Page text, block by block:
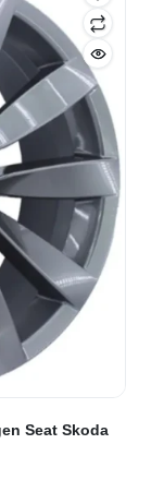
Seat Skoda